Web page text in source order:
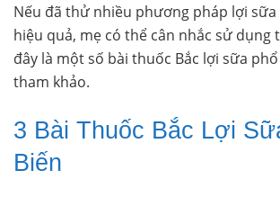
Nếu đã thử nhiều phương pháp lợi sữa
hiệu quả, mẹ có thể cân nhắc sử dụng
đây là một số bài thuốc Bắc lợi sữa
tham khảo.
3 Bài Thuốc Bắc Lợi
Biến